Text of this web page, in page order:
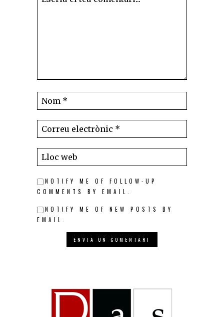
NOTIFY ME OF FOLLOW-UP
COMMENTS BY EMAIL.
NOTIFY ME OF NEW POSTS BY
EMAIL.